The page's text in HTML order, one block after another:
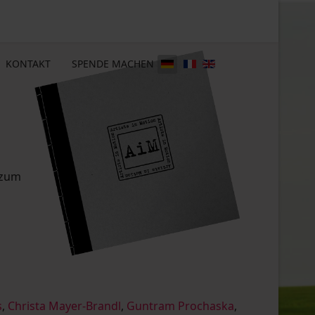
KONTAKT SPENDE MACHEN
, Christa Mayer-Brandl, Guntram Prochaska,